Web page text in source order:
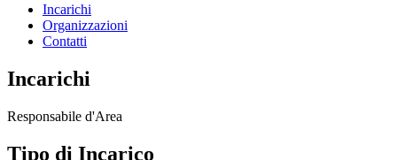
Incarichi
Organizzazioni
Contatti
Incarichi
Responsabile d'Area
Tipo di Incarico